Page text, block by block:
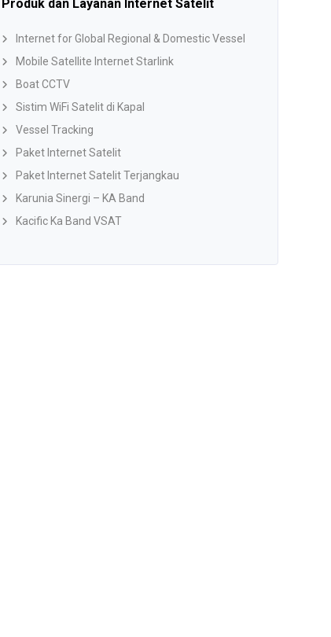
Produk dan Layanan Internet Satelit
Internet for Global Regional & Domestic Vessel
Mobile Satellite Internet Starlink
Boat CCTV
Sistim WiFi Satelit di Kapal
Vessel Tracking
Paket Internet Satelit
Paket Internet Satelit Terjangkau
Karunia Sinergi – KA Band
Kacific Ka Band VSAT